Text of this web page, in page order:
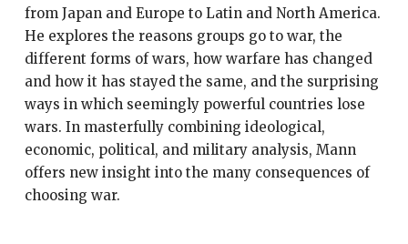
from Japan and Europe to Latin and North America.
He explores the reasons groups go to war, the
different forms of wars, how warfare has changed
and how it has stayed the same, and the surprising
ways in which seemingly powerful countries lose
wars. In masterfully combining ideological,
economic, political, and military analysis, Mann
offers new insight into the many consequences of
choosing war.